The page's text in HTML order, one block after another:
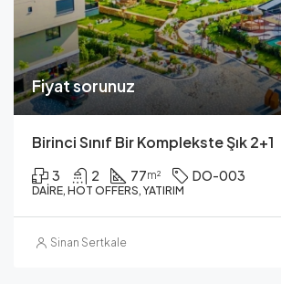
Fiyat sorunuz
Birinci Sınıf Bir Komplekste Şık 2+1
3 2 77m² DO-003
DAIRE, HOT OFFERS, YATIRIM
Sinan Sertkale